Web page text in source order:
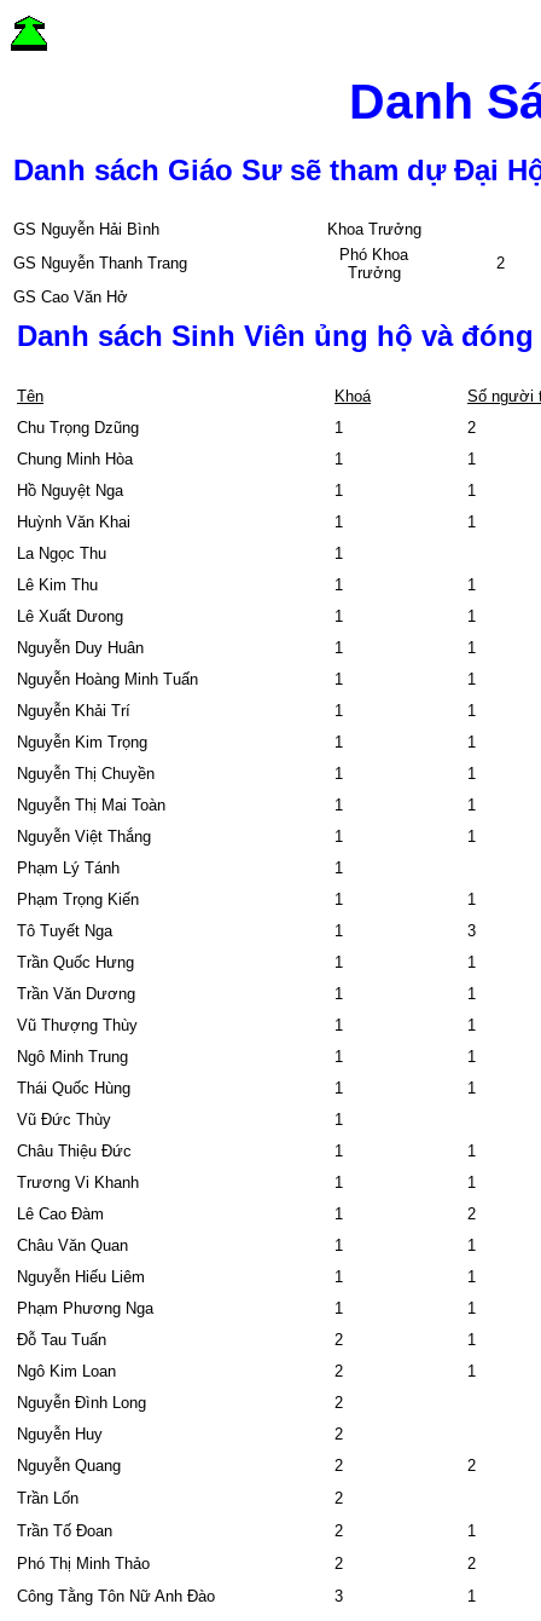
Danh
Danh sách Giáo Sư sẽ tham dự Đại
GS Nguyễn Hải Bình
Khoa Trưởng
GS Nguyễn Thanh Trang
Phó Khoa
Trưởng
2
GS Cao Văn Hở
Danh sách Sinh Viên ủng hộ và
Tên Khoá
Số người
Chu Trọng Dzũng
1
2
Chung Minh Hòa
1
1
Hồ Nguyệt Nga
1
1
Huỳnh Văn Khai
1
1
La Ngọc Thu
1
Lê Kim Thu
1
1
Lê Xuất Dưong
1
1
Nguyễn Duy Huân
1
1
Nguyễn Hoàng Minh Tuấn
1
1
Nguyễn Khải Trí
1
1
Nguyễn Kim Trọng
1
1
Nguyễn Thị Chuyền
1
1
Nguyễn Thị Mai Toàn
1
1
Nguyễn Việt Thắng
1
1
Phạm Lý Tánh
1
Phạm Trọng Kiến
1
1
Tô Tuyết Nga
1
3
Trần Quốc Hưng
1
1
Trần Văn Dương
1
1
Vũ Thượng Thùy
1
1
Ngô Minh Trung
1
1
Thái Quốc Hùng
1
1
Vũ Đức Thùy
1
Châu Thiệu Đức
1
1
Trương Vi Khanh
1
1
Lê Cao Đàm
1
2
Châu Văn Quan
1
1
Nguyễn Hiếu Liêm
1
1
Phạm Phương Nga
1
1
Đỗ Tau Tuấn
2
1
Ngô Kim Loan
2
1
Nguyễn Đình Long
2
Nguyễn Huy
2
Nguyễn Quang
2
2
Trần Lốn
2
Trần Tố Đoan
2
1
Phó Thị Minh Thảo
2
2
Công Tằng Tôn Nữ Anh Đào
3
1